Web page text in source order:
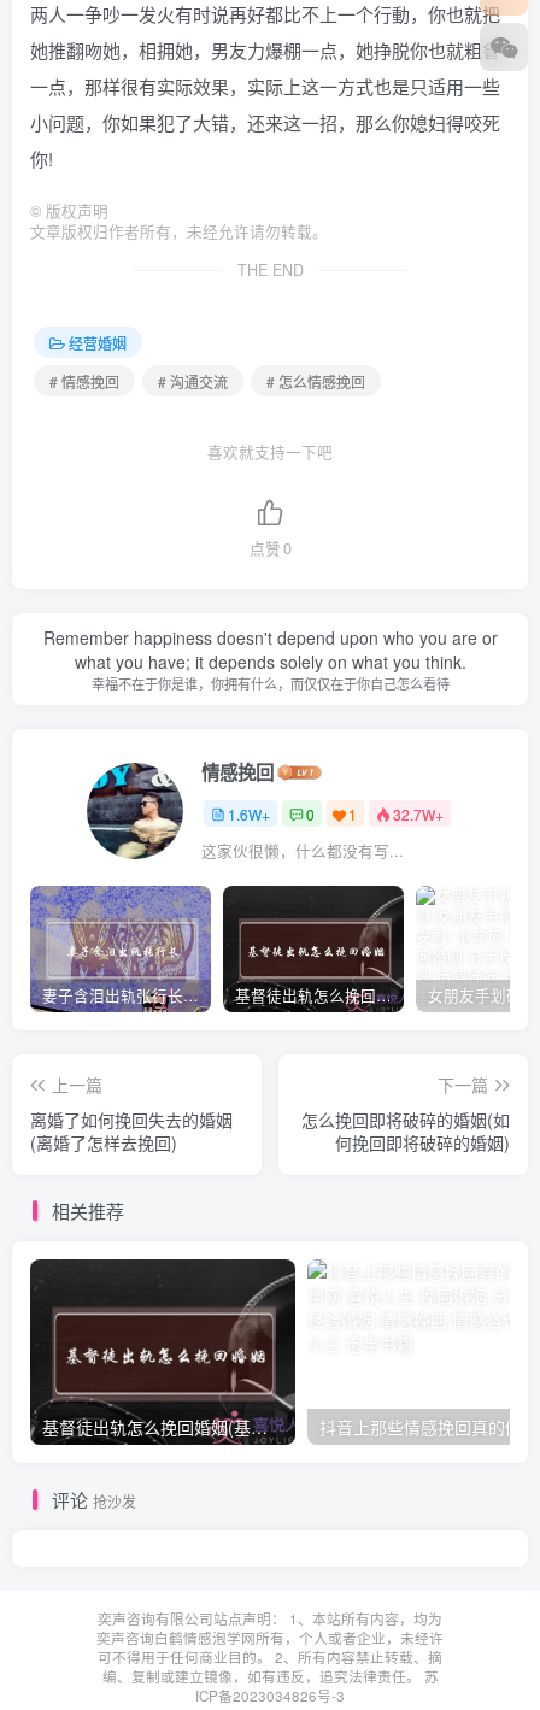
两人一争吵一发火有时说再好都比不上一个行動，你也就把
她推翻吻她，相拥她，男友力爆棚一点，她挣脱你也就粗鲁
一点，那样很有实际效果，实际上这一方式也是只适用一些
小问题，你如果犯了大错，还来这一招，那么你媳妇得咬死
你!
© 版权声明
文章版权归作者所有，未经允许请勿转载。
THE END
经营婚姻
# 情感挽回
# 沟通交流 # 怎么情感挽回
喜欢就支持一下吧
点赞0
Remember happiness doesn't depend upon who you are or
what you have; it depends solely on what you think.
幸福不在于你是谁，你拥有什么，而仅仅在于你自己怎么看待
情感挽回
1.6W+ 0 1 32.7W+
这家伙很懒，什么都没有写...
妻子含泪出轨张行长 她说全都是因为家中 基督徒出轨怎么挽回婚姻(基督徒面对出轨婚姻)
上一篇
离婚了如何挽回失去的婚姻
(离婚了怎样去挽回)
下一篇
怎么挽回即将破碎的婚姻(如
何挽回即将破碎的婚姻)
相关推荐
基督徒出轨怎么挽回婚姻(基督徒面对出轨婚姻) 抖音上那些情感挽回真的假的
评论 抢沙发
奕声咨询有限公司站点声明： 1、本站所有内容，均为
奕声咨询白鹤情感泡学网所有，个人或者企业，未经许
可不得用于任何商业目的。 2、所有内容禁止转载、摘
编、复制或建立镜像，如有违反，追究法律责任。 苏
ICP备2023034826号-3